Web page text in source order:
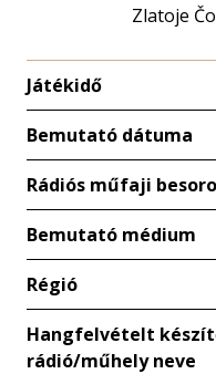
Zlatoje
Játékidő
Bemutató dátuma
Rádiós műfaji
Bemutató médium
Régió
Hangfelvételt
rádió/műhely neve